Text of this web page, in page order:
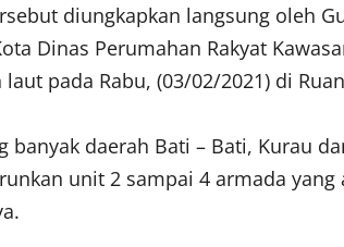
diungkapkan langsung oleh
Dinas Perumahan Rakyat
laut pada Rabu, (03/02/2021) di
banyak daerah Bati – Bati, Kurau
unit 2 sampai 4 armada yang